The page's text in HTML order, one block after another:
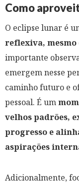
Como
O eclipse lunar é
reflexiva,
importante
emergem nesse
caminho futuro e
pessoal. É um
velhos padrões,
progresso e
aspirações
Adicionalmente,